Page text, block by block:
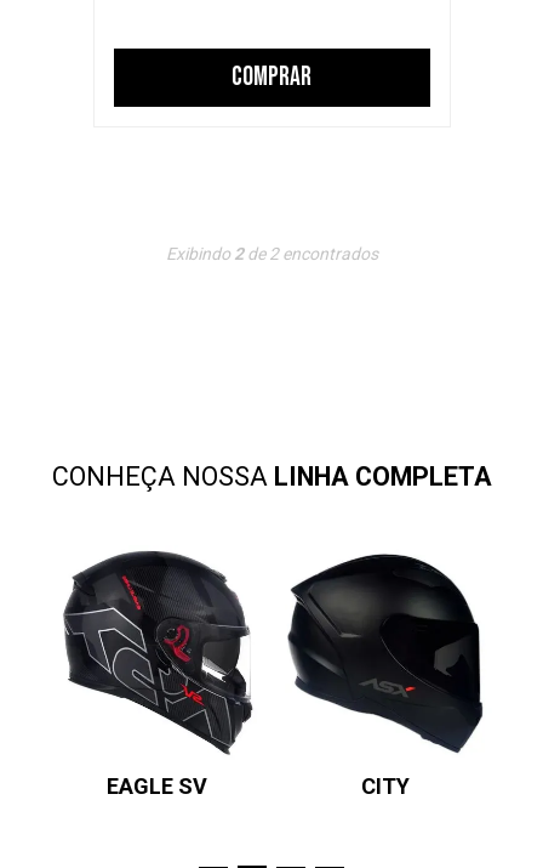
COMPRAR
Exibindo 2de 2encontrados
CONHEÇA NOSSA LINHA COMPLETA
EAGLE SV CITY